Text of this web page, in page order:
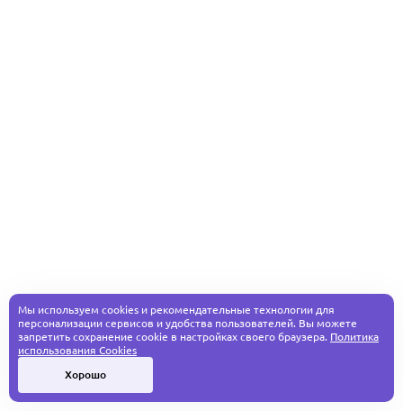
Мы используем cookies и рекомендательные технологии для
персонализации сервисов и удобства пользователей. Вы можете
запретить сохранение cookie в настройках своего браузера. Политика
использования Cookies
Хорошо